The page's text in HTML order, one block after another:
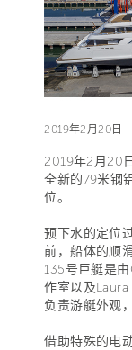
2019年2月20日
2019年2月20
全新的79米钢
位。
预下水的定位
前，船体的顺
135号巨艇是
作室以及
负责游艇外观
借助特殊的电